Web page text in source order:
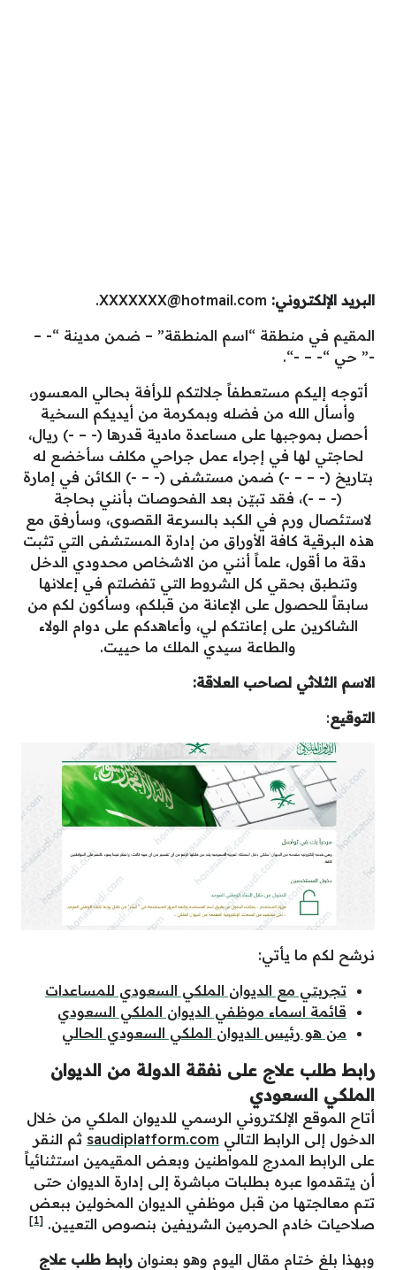
البريد الإلكتروني: XXXXXXX@hotmail.com
.
المقيم في منطقة “اسم المنطقة” – ضمن مدينة “- –
-” حي “- – -“.
أتوجه إليكم مستعطفاً جلالتكم للرأفة بحالي المعسور،
وأسأل الله من فضله وبمكرمة من أيديكم السخية
أحصل بموجبها على مساعدة مادية قدرها (- – -) ريال،
لحاجتي لها في إجراء عمل جراحي مكلف سأخضع له
بتاريخ (- – – -) ضمن مستشفى (- – -) الكائن في إمارة
(- – -)، فقد تبيّن بعد الفحوصات بأنني بحاجة
لاستئصال ورم في الكبد بالسرعة القصوى، وسأرفق مع
هذه البرقية كافة الأوراق من إدارة المستشفى التي تثبت
دقة ما أقول، علماً أنني من الاشخاص محدودي الدخل
وتنطبق بحقي كل الشروط التي تفضلتم في إعلانها
سابقاً للحصول على الإعانة من قبلكم، وسأكون لكم من
الشاكرين على إعانتكم لي، وأعاهدكم على دوام الولاء
والطاعة سيدي الملك ما حييت.
الاسم الثلاثي لصاحب العلاقة:
التوقيع:
نرشح لكم ما يأتي:
تجربتي مع الديوان الملكي السعودي للمساعدات
قائمة اسماء موظفي الديوان الملكي السعودي
من هو رئيس الديوان الملكي السعودي الحالي
رابط طلب علاج على نفقة الدولة من الديوان
الملكي السعودي
أتاح الموقع الإلكتروني الرسمي للديوان الملكي من خلال
الدخول إلى الرابط التالي saudiplatform.com ثم النقر
على الرابط المدرج للمواطنين وبعض المقيمين استثنائياً
أن يتقدموا عبره بطلبات مباشرة إلى إدارة الديوان حتى
تتم معالجتها من قبل موظفي الديوان المخولين ببعض
صلاحيات خادم الحرمين الشريفين بنصوص التعيين. [1]
وبهذا بلغ ختام مقال اليوم وهو بعنوان رابط طلب علاج